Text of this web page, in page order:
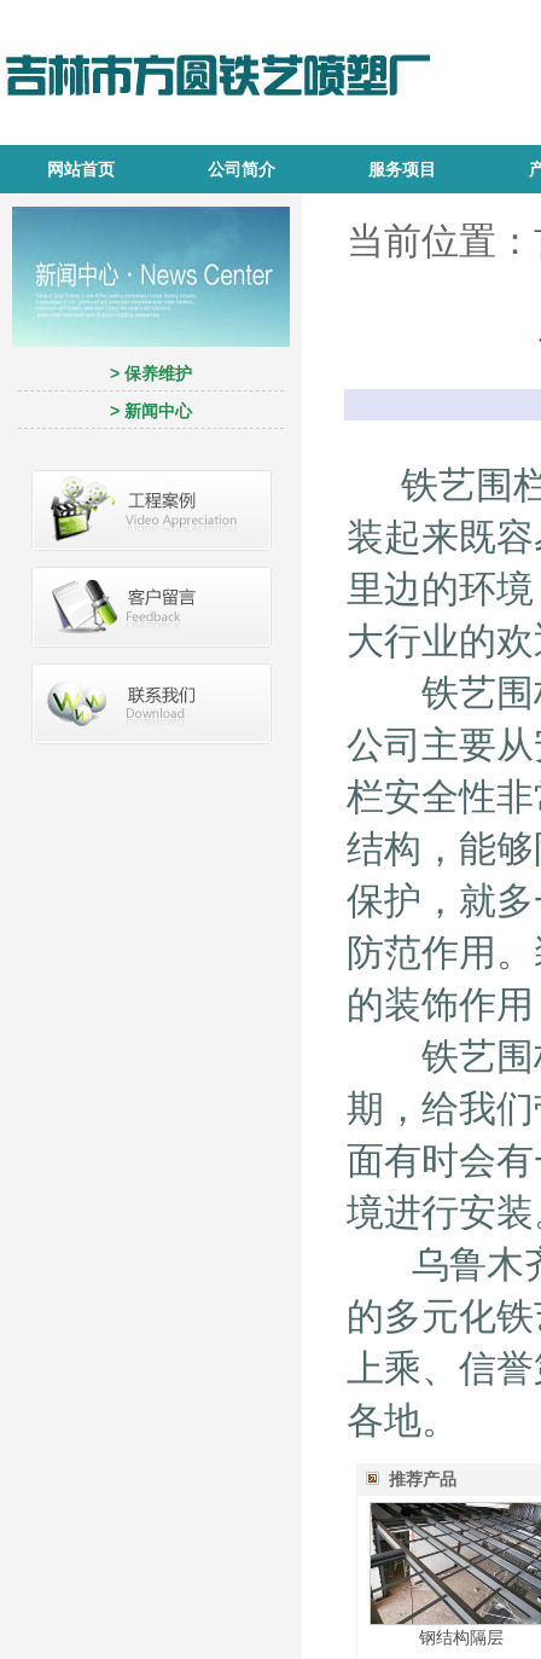
网站首页 公司简介 服务项目
> 保养维护
> 新闻中心
当前位置：
铁艺围栏
装起来既
里边的环
大行业的
铁艺围栏
公司主要
栏安全性
结构，能
保护，就
防范作用
的装饰作
铁艺围栏
期，给我
面有时会
境进行安
乌鲁木齐
的多元化
上乘、信
各地。
推荐产品
钢结构隔层